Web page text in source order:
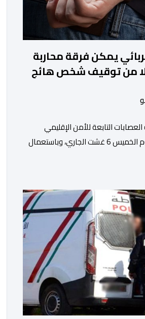
يمكن فرقة محاربة
من توقيف شخص هائج
التابعة للأمن الإقليمي
بمدينة سلا، صباح يوم الخميس 6 غشت الجاري، وباستعمال
قد أثار الفوضى وترويع المواطنين
عناصر فرقة محاربة العصابات
غير أنه […]